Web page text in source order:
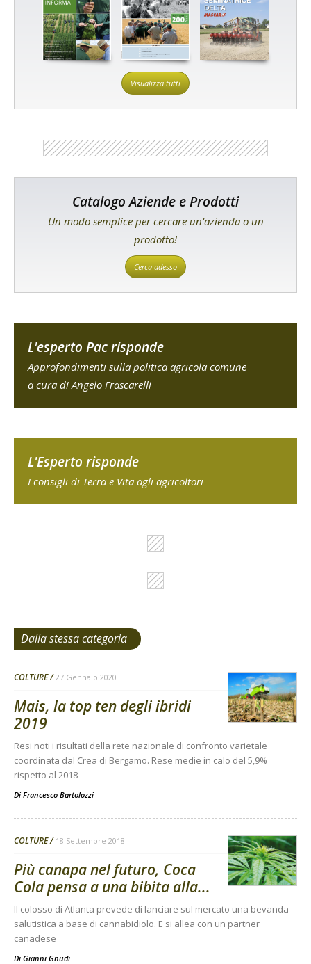
Visualizza tutti
Catalogo Aziende e Prodotti
Un modo semplice per cercare un'azienda o un
prodotto!
Cerca adesso
L'esperto Pac risponde
Approfondimenti sulla politica agricola comune
a cura di Angelo Frascarelli
L'Esperto risponde
I consigli di Terra e Vita agli agricoltori
Dalla stessa categoria
COLTURE 27 Gennaio 2020
Mais, la top ten degli ibridi
2019
Resi noti i risultati della rete nazionale di confronto varietale
coordinata dal Crea di Bergamo. Rese medie in calo del 5,9%
rispetto al 2018
Di Francesco Bartolozzi
COLTURE 18 Settembre 2018
Più canapa nel futuro, Coca
Cola pensa a una bibita alla...
Il colosso di Atlanta prevede di lanciare sul mercato una bevanda
salutistica a base di cannabidiolo. E si allea con un partner
canadese
Di Gianni Gnudi